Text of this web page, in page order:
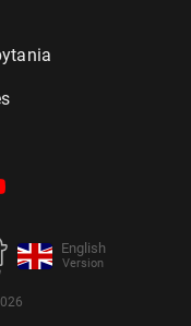
English
Version